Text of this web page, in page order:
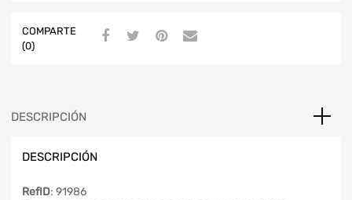
COMPARTE
(0)
DESCRIPCIÓN
DESCRIPCIÓN
RefID: 91986